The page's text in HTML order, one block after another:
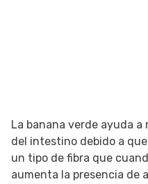
La banana verde ayuda
del intestino debido a
un tipo de fibra que
aumenta la presencia de